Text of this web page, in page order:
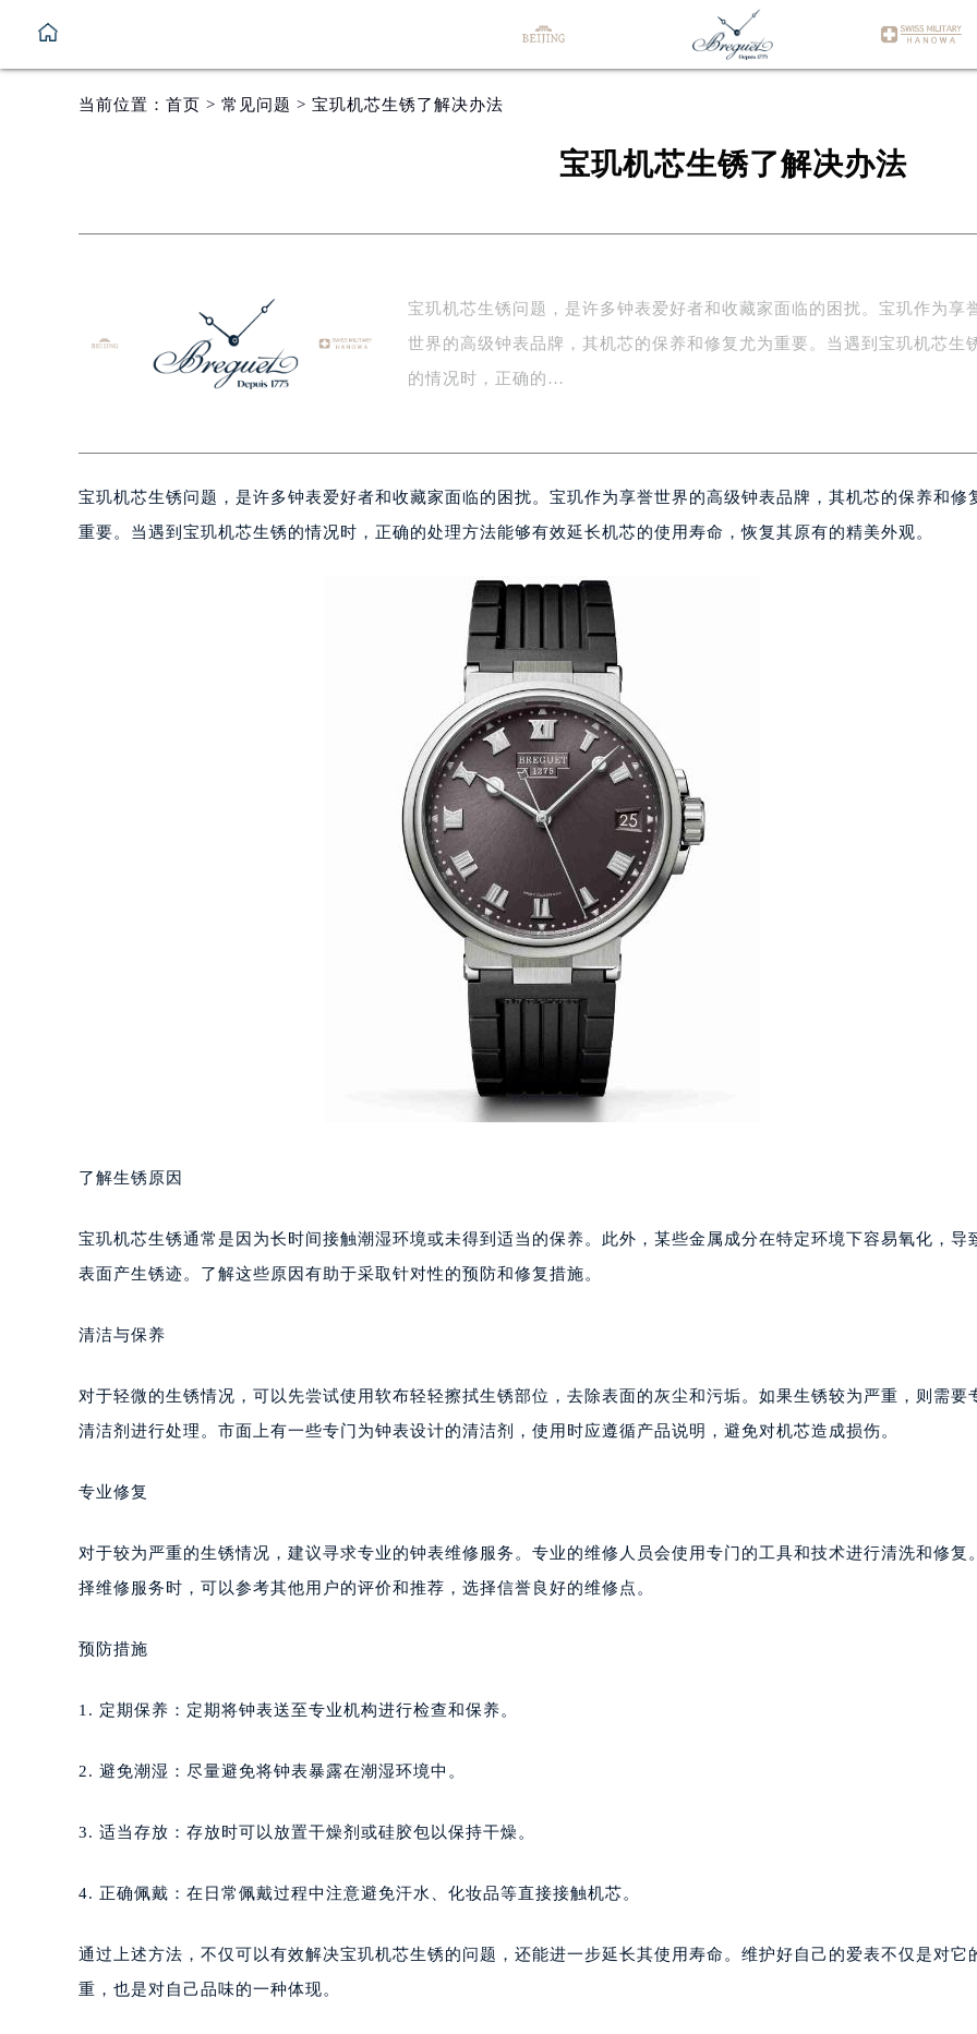
当前位置： 首页 > 常见问题 > 宝玑机芯生锈了解决办法
宝玑机芯生锈了解决办法
宝玑机芯生锈问题，是许多钟表爱好者和收藏家面临的困扰。宝玑作为享
世界的高级钟表品牌，其机芯的保养和修复尤为重要。当遇到宝玑机芯生
的情况时，正确的…
宝玑机芯生锈问题，是许多钟表爱好者和收藏家面临的困扰。宝玑作为享誉世界的高级钟表品牌，其机芯的保养和修
重要。当遇到宝玑机芯生锈的情况时，正确的处理方法能够有效延长机芯的使用寿命，恢复其原有的精美外观。
了解生锈原因
宝玑机芯生锈通常是因为长时间接触潮湿环境或未得到适当的保养。此外，某些金属成分在特定环境下容易氧化，导
表面产生锈迹。了解这些原因有助于采取针对性的预防和修复措施。
清洁与保养
对于轻微的生锈情况，可以先尝试使用软布轻轻擦拭生锈部位，去除表面的灰尘和污垢。如果生锈较为严重，则需要
清洁剂进行处理。市面上有一些专门为钟表设计的清洁剂，使用时应遵循产品说明，避免对机芯造成损伤。
专业修复
对于较为严重的生锈情况，建议寻求专业的钟表维修服务。专业的维修人员会使用专门的工具和技术进行清洗和修复
择维修服务时，可以参考其他用户的评价和推荐，选择信誉良好的维修点。
预防措施
1. 定期保养：定期将钟表送至专业机构进行检查和保养。
2. 避免潮湿：尽量避免将钟表暴露在潮湿环境中。
3. 适当存放：存放时可以放置干燥剂或硅胶包以保持干燥。
4. 正确佩戴：在日常佩戴过程中注意避免汗水、化妆品等直接接触机芯。
通过上述方法，不仅可以有效解决宝玑机芯生锈的问题，还能进一步延长其使用寿命。维护好自己的爱表不仅是对它
重，也是对自己品味的一种体现。